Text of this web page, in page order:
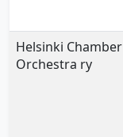
Helsinki Chamber
Orchestra ry